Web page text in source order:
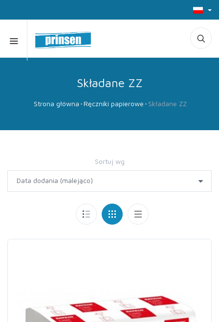
Składane ZZ
Strona główna Ręczniki papierowe Składane ZZ
Sortuj wg